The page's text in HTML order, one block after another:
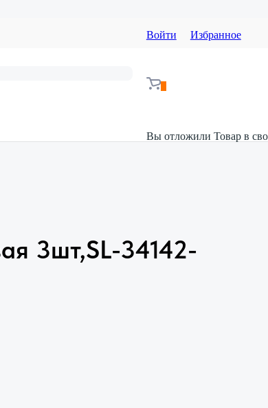
Войти Избранное
Вы отложили Товарв
3шт,SL-34142-